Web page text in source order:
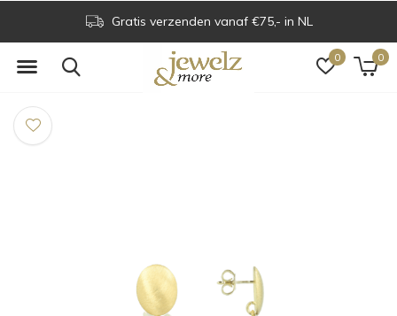
0 0
Gratis verzenden vanaf €75,- in NL